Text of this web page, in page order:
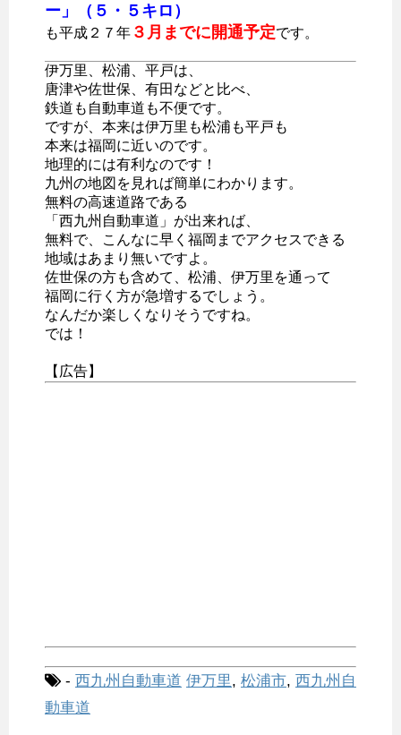
ー」（５・５キロ）
も平成２７年 ３月までに開通予定です。
伊万里、松浦、平戸は、
唐津や佐世保、有田などと比べ、
鉄道も自動車道も不便です。
ですが、本来は伊万里も松浦も平戸も
本来は福岡に近いのです。
地理的には有利なのです！
九州の地図を見れば簡単にわかります。
無料の高速道路である
「西九州自動車道」が出来れば、
無料で、こんなに早く福岡までアクセスできる
地域はあまり無いですよ。
佐世保の方も含めて、松浦、伊万里を通って
福岡に行く方が急増するでしょう。
なんだか楽しくなりそうですね。
では！
【広告】
- 西九州自動車道 伊万里, 松浦市, 西九州自
動車道